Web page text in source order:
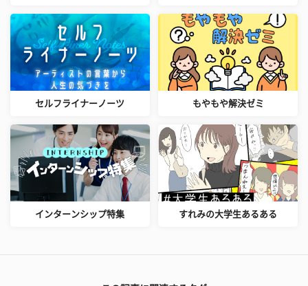
セルフライナーノーツ もやもや解決ゼミ
インターンシップ特集 すれみの大学生あるある